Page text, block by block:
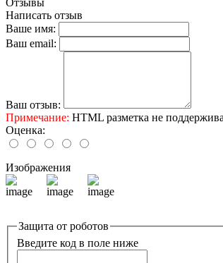
Отзывы
Написать отзыв
Ваше имя:
Ваш email:
Ваш отзыв:
Примечание: HTML разметка не
Оценка:
Изображения
Защита от роботов
Введите код в поле ниже